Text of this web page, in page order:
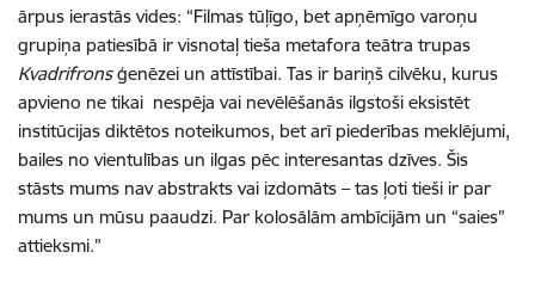
ārpus ierastās vides: “Filmas tūļīgo, bet apņēmīgo varoņu
grupiņa patiesībā ir visnotaļ tieša metafora teātra trupas
Kvadrifronsģenēzei un attīstībai. Tas ir bariņš cilvēku, kurus
apvieno ne tikai nespēja vai nevēlēšanās ilgstoši eksistēt
institūcijas diktētos noteikumos, bet arī piederības meklējumi,
bailes no vientulības un ilgas pēc interesantas dzīves. Šis
stāsts mums nav abstrakts vai izdomāts – tas ļoti tieši ir par
mums un mūsu paaudzi. Par kolosālām ambīcijām un “saies”
attieksmi.”